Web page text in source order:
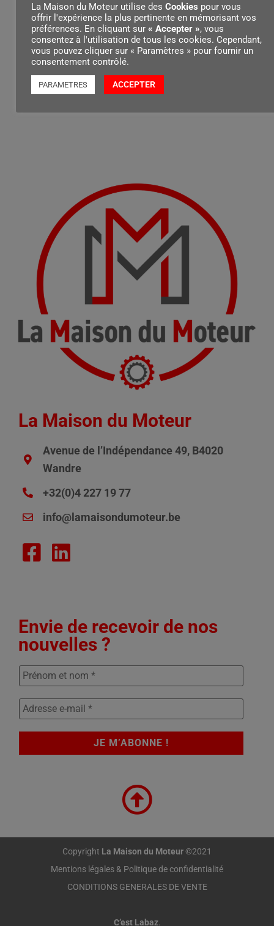
Contenu par
La Maison du Moteur
Avenue de l’Indépendance 49, B4020
Wandre
+32(0)4 227 19 77
info@lamaisondumoteur.be
Envie de recevoir de nos
nouvelles ?
Copyright La Maison du Moteur©2021
Mentions légales & Politique de confidentialité
CONDITIONS GENERALES DE VENTE
C’est Labaz.
La Maison du Moteur utilise des Cookies pour vous
offrir l'expérience la plus pertinente en mémorisant vos
préférences. En cliquant sur « Accepter », vous
consentez à l'utilisation de tous les cookies. Cependant,
vous pouvez cliquer sur « Paramètres » pour fournir un
consentement contrôlé.
PARAMETRES ACCEPTER